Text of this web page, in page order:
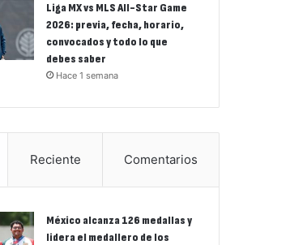
Liga MX vs MLS All-Star Game
2026: previa, fecha, horario,
convocados y todo lo que
debes saber
Hace 1 semana
Reciente Comentarios
México alcanza 126 medallas y
lidera el medallero de los